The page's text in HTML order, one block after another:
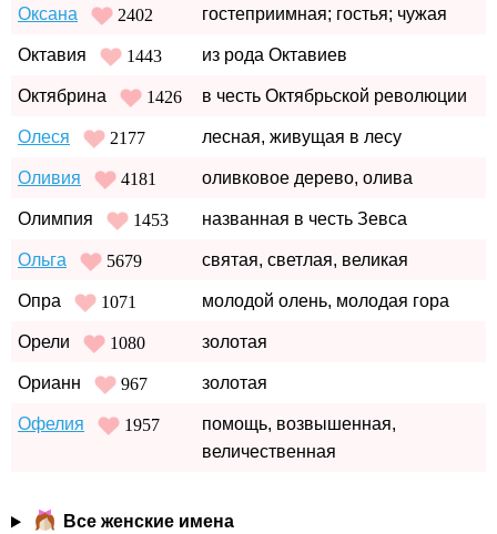
Оксана 2402 гостеприимная; гостья; чужая
Октавия 1443 из рода Октавиев
Октябрина 1426 в честь Октябрьской революции
Олеся 2177 лесная, живущая в лесу
Оливия 4181 оливковое дерево, олива
Олимпия 1453 названная в честь Зевса
Ольга 5679 святая, светлая, великая
Опра 1071 молодой олень, молодая гора
Орели 1080 золотая
Орианн 967 золотая
Офелия 1957
помощь, возвышенная,
величественная
Все женские имена